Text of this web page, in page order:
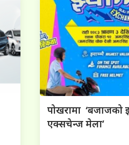
पोखरामा ‘बजाजको
एक्सचेन्ज मेला’